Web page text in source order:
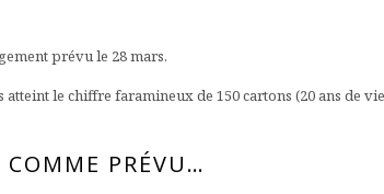
prévu le 28 mars.
le chiffre faramineux de 150 cartons (20 ans de
COMME PRÉVU…